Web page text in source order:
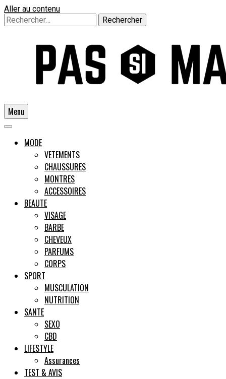
Aller au contenu
Rechercher :
Pas si
Male
Un guide pour l'homme moderne
Menu
MODE
VETEMENTS
CHAUSSURES
MONTRES
ACCESSOIRES
BEAUTE
VISAGE
BARBE
CHEVEUX
PARFUMS
CORPS
SPORT
MUSCULATION
NUTRITION
SANTE
SEXO
CBD
LIFESTYLE
Assurances
TEST & AVIS